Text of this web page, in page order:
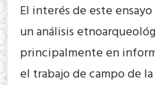
El interés de este
un análisis
principalmente en
el trabajo de campo de